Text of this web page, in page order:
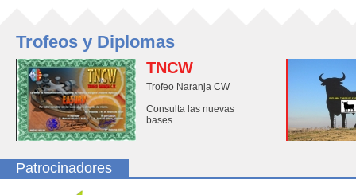
Trofeos y Diplomas
TNCW
Trofeo Naranja CW
Consulta las nuevas
bases.
Patrocinadores